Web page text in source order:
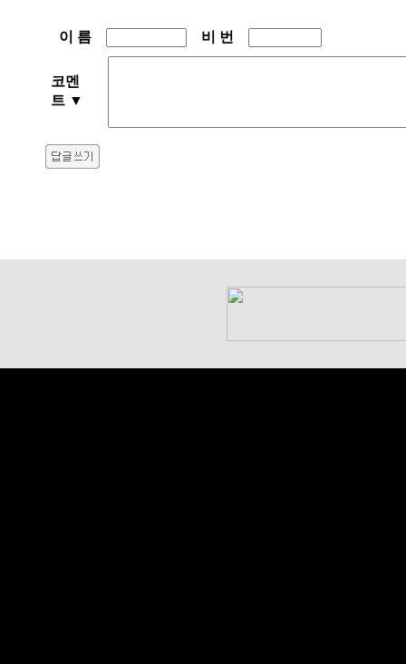
이 름 비 번
코멘
트 ▼